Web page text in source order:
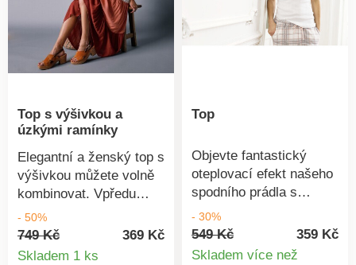
která respektuje životní
prostředí. Lze prát
v pračce.
plýtvání a podporuje
odpovědnější spotřebu,
která respektuje životní
Top s výšivkou a
úzkými ramínky
Elegantní a ženský top s
výšivkou můžete volně
kombinovat. Vpředu
výstřih do "V" s
ažurovou krajkou a
vlnkovaným
- 50%
749 Kč
369 Kč
Skladem 1 ks
Top
Objevte fantastický
oteplovací efekt našeho
spodního prádla s
Thermolactylem. Kvalita
měkkého žerzeje je
velmi prodyšná, reguluje
- 30%
549 Kč
359 Kč
Skladem více než